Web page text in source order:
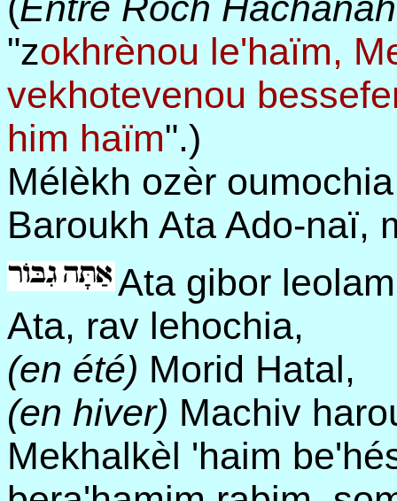
"zokhrènou le'haïm,
vekhotevenou
him haïm".)
Mélèkh ozèr
Baroukh Ata Ado-naï,
Ata gibor
Ata, rav lehochia,
(en été) Morid Hatal,
(en hiver) Machiv
Mekhalkèl 'haim